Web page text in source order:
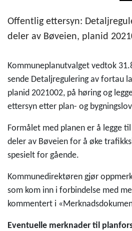
Offentlig ettersyn:
deler av Bøveien, planid
Kommuneplanutvalget vedtok
sende Detaljregulering av fortau
planid 2021002, på høring og
ettersyn etter plan- og
Formålet med planen er å legge
deler av Bøveien for å øke
spesielt for gående.
Kommunedirektøren gjør
som kom inn i forbindelse med
kommentert i
Eventuelle merknader til